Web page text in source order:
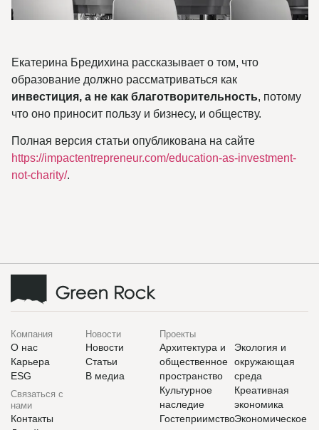
Екатерина Бредихина рассказывает о том, что
образование должно рассматриваться как
инвестиция, а не как благотворительность, потому
что оно приносит пользу и бизнесу, и обществу.
Полная версия статьи опубликована на сайте
https://impactentrepreneur.com/education-as-investment-
not-charity/.
Компания
О нас
Карьера
ESG
Связаться с
нами
Контакты
Новости
Новости
Статьи
В медиа
Проекты
Архитектура и
общественное
пространство
Культурное
наследие
Гостеприимство
Экология и
окружающая
среда
Креативная
экономика
Экономическое